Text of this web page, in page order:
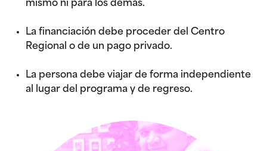
mismo ni para los demás.
La financiación debe proceder del Centro
Regional o de un pago privado.
La persona debe viajar de forma independiente
al lugar del programa y de regreso.